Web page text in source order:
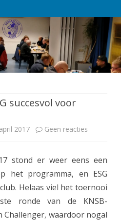
de
inhoud
succesvol voor
2017 Geen reacties
O
k
G
stond er weer eens een
het programma, en ESG
Helaas viel het toernooi
ronde van de KNSB-
Challenger, waardoor nogal